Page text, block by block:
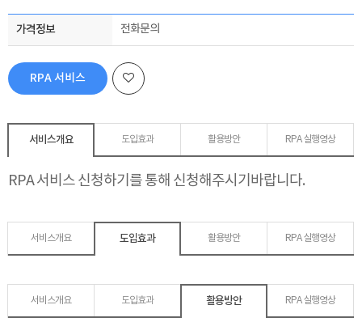
가격정보 전화문의
RPA 서비스
서비스개요 도입효과 활용방안 RPA 실행영상
RPA 서비스 신청하기를 통해 신청해주시기바랍니다.
서비스개요 도입효과 활용방안 RPA 실행영상
서비스개요 도입효과 활용방안 RPA 실행영상